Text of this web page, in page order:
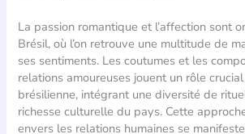
La passion romantique et l’affection sont
Brésil, où l’on retrouve une multitude de
ses sentiments. Les coutumes et les
relations amoureuses jouent un rôle
brésilienne, intégrant une diversité de
richesse culturelle du pays. Cette
envers les relations humaines se